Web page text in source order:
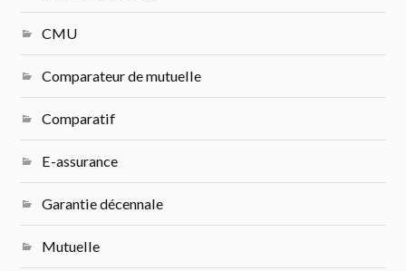
CMU
Comparateur de mutuelle
Comparatif
E-assurance
Garantie décennale
Mutuelle